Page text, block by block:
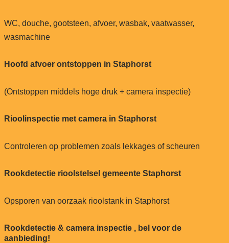
WC, douche, gootsteen, afvoer, wasbak, vaatwasser,
wasmachine
Hoofd afvoer ontstoppen in Staphorst
(Ontstoppen middels hoge druk + camera inspectie)
Rioolinspectie met camera in Staphorst
Controleren op problemen zoals lekkages of scheuren
Rookdetectie rioolstelsel gemeente Staphorst
Opsporen van oorzaak rioolstank in Staphorst
Rookdetectie & camera inspectie , bel voor de
aanbieding!